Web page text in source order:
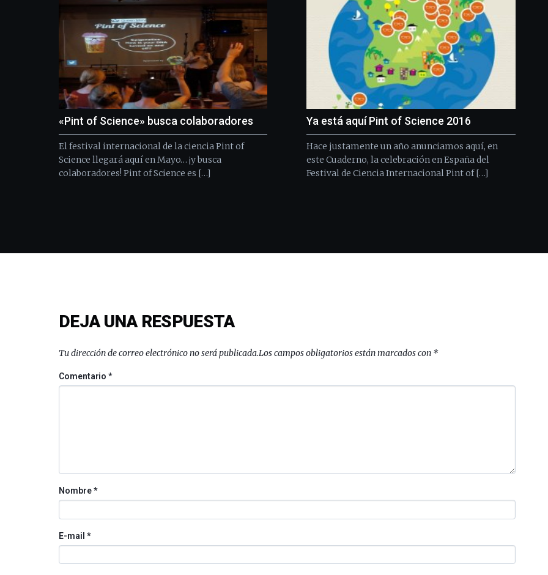
«Pint of Science» busca colaboradores
El festival internacional de la ciencia Pint of
Science llegará aquí en Mayo… ¡y busca
colaboradores! Pint of Science es […]
Ya está aquí Pint of Science 2016
Hace justamente un año anunciamos aquí, en
este Cuaderno, la celebración en España del
Festival de Ciencia Internacional Pint of […]
DEJA UNA RESPUESTA
Tu dirección de correo electrónico no será publicada.Los campos obligatorios están marcados con *
Comentario*
Nombre*
E-mail *